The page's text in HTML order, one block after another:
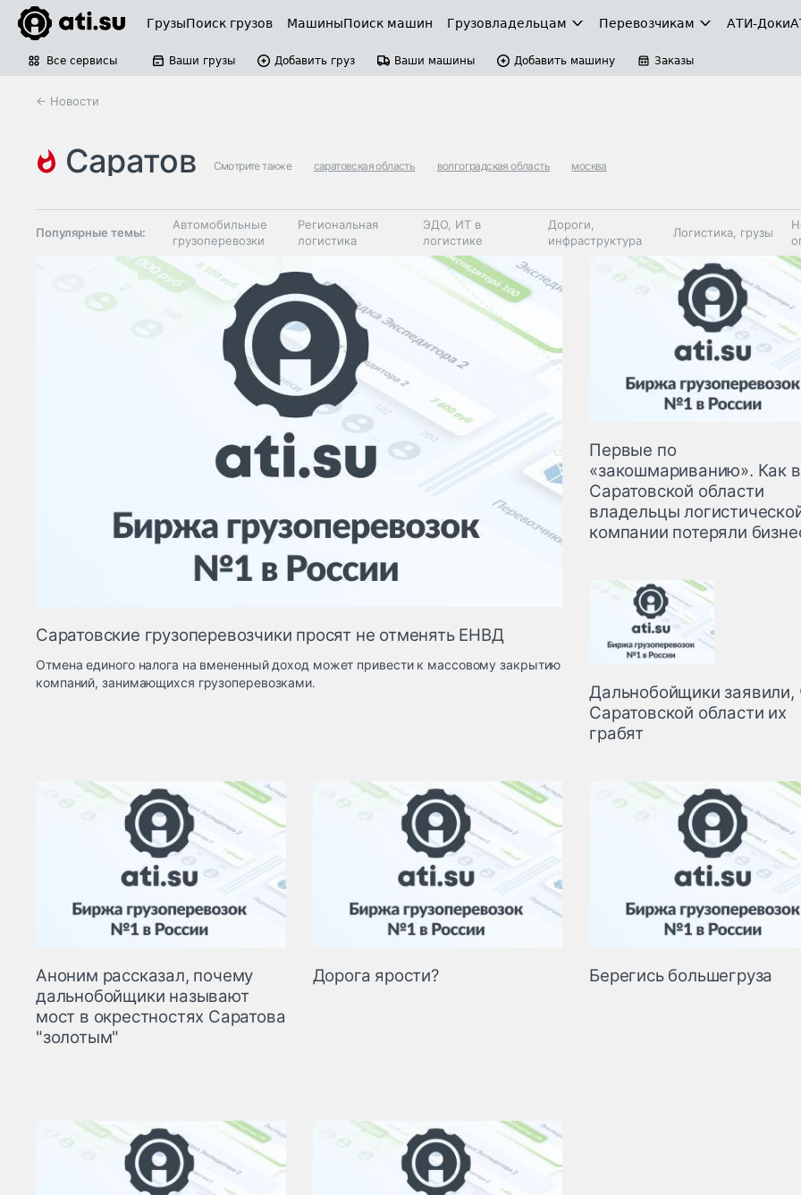
ГрузыПоиск грузов МашиныПоиск машин Грузовладельцам Перевозчикам АТИ-Доки
Все сервисы Ваши грузы Добавить груз Ваши машины Добавить машину Заказы
← Новости
саратов Смотрите также саратовская область волгоградская область москва
Популярные темы:
Автомобильные
грузоперевозки
Региональная
логистика
ЭДО, ИТ в
логистике
Дороги,
инфраструктура
Логистика, грузы
Таможня и ВЭД
грузовые
терминалы
Коммерческий
транспорт
Спецтехника
Автосервис,
запчасти, шины
Саратовские грузоперевозчики просят не отменять ЕНВД
Отмена единого налога на вмененный доход может привести к массовому закрытию
компаний, занимающихся грузоперевозками.
Первые по
«закошмариванию». Как в
Саратовской области
владельцы
компании потеряли
Дальнобойщики заявили,
Саратовской области их
грабят
Аноним рассказал, почему
дальнобойщики называют
мост в окрестностях Саратова
"золотым"
Дорога ярости? Берегись большегруза